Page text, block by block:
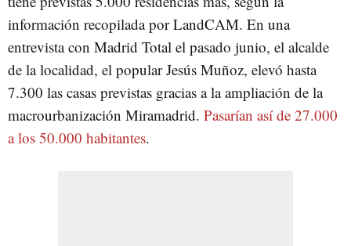
información recopilada por LandCAM. En una
entrevista con Madrid Total el pasado junio, el alcalde
de la localidad, el popular Jesús Muñoz, elevó hasta
7.300 las casas previstas gracias a la ampliación de la
macrourbanización Miramadrid. Pasarían así de 27.000
a los 50.000 habitantes.